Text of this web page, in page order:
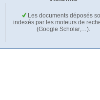
Les documents déposés
indexés par les moteurs de
(Google Scholar,…).